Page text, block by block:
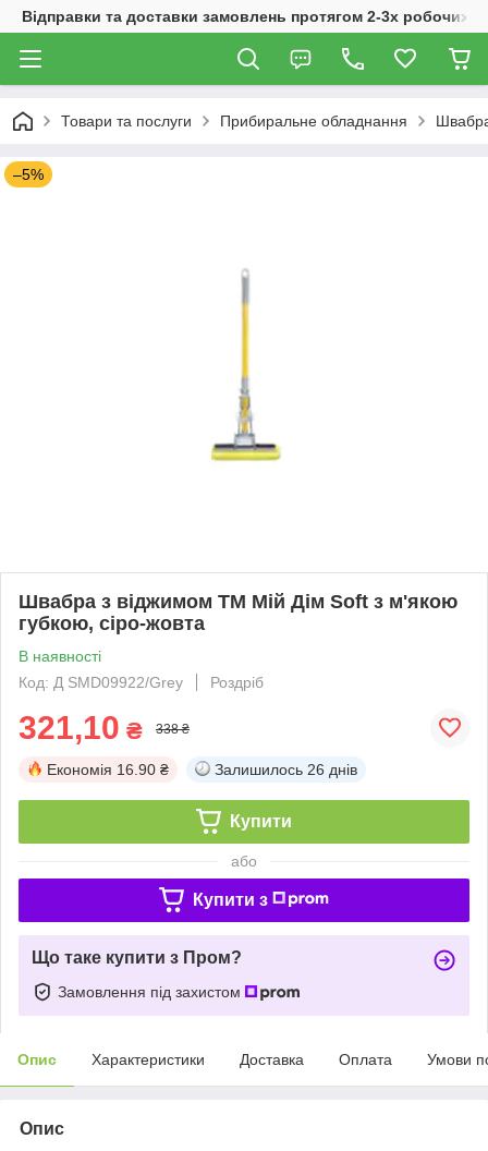
Відправки та доставки замовлень протягом 2-3х робочих
Товари та послуги Прибиральне обладнання
–5%
Швабра з віджимом ТМ Мій Дім Soft з м'якою
губкою, сіро-жовта
В наявності
Код: Д SMD09922/Grey
Роздріб
321,10 ₴ 338 ₴
Економія 16.90 ₴ Залишилось 26 днів
Купити
або
Купити з
Що таке купити з Пром?
Замовлення під захистом
Опис Характеристики Доставка Оплата Умови
Опис